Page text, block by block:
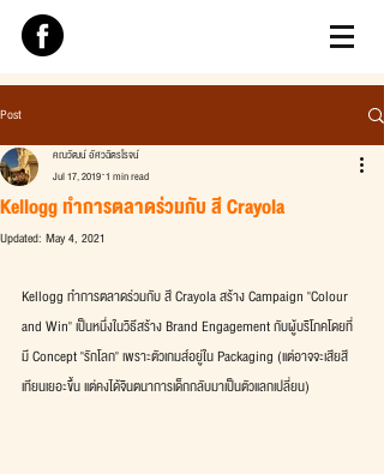
Post
Kellogg ทำการตลาดร่วมกับ สี Crayola
คณวัฒน์ อัศวฉัตรโรจน์
Jul 17, 2019 1 min read
Updated: May 4, 2021
Kellogg ทำการตลาดร่วมกับ สี Crayola สร้าง Campaign "Colour
and Win" เป็นหนึ่งในวิธีสร้าง Brand Engagement กับผู้บริโภคโดยที่
มี Concept "รักโลก" เพราะตัวเกมส์อยู่ใน Packaging (แต่อาจจะเสียสี
เทียนเยอะขึ้น แต่คงได้จินตนาการเด็กกลับมาเป็นตัวแลกเปลี่ยน)